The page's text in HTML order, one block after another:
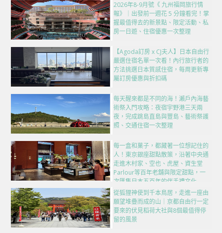
2026年8-9月號《 九州福岡旅行情
報》｜出發前一週花 5 分鐘看完！掌
握最值得去的新景點、限定活動、私
房一日遊、住宿優惠一次整理
【Agoda訂房 x CJ夫人】日本自由行
嚴選住宿名單一次看！內行旅行者的
方法挑選日本質感住宿，每周更新專
屬訂房優惠與折扣碼
每天醒來都是不同的海！瀨戶內海藝
術祭入門攻略：夜宿宇野港三天兩
夜，完成跳島直島與豐島、藝術祭護
照、交通住宿一次整理
每一盒和菓子，都藏著一位想記住的
人！東京銀座甜點散策，沿著中央通
走進木村家、空也、虎屋、資生堂
Parlour等百年老舖與限定甜點，一
次匯集日本五百年的伴手禮文化
從狐狸神使到千本鳥居，走進一座由
願望堆疊而成的山｜京都自由行一定
要來的伏見稻荷大社與8個最值得停
留的風景